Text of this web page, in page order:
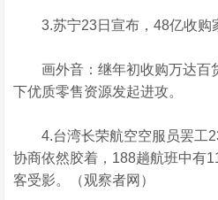
3.苏宁23日宣布，48亿收购
画外音：继年初收购万达百
下优质零售资源发起进攻。
4.台湾长荣航空空服员罢工
协商依然胶着，188趟航班中有
客受影。（观察者网）